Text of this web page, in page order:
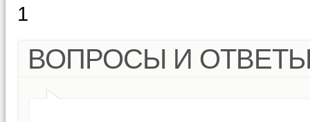
1
ВОПРОСЫ И